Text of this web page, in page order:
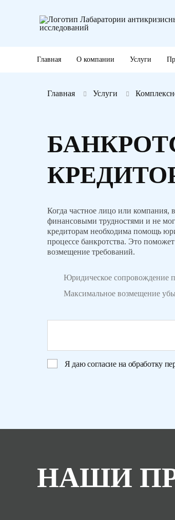
Главная Услуги
Когда частное лицо или компания,
финансовыми трудностями и не
кредиторам необходима помощь
процессе банкротства. Это
возмещение требований.
Юридическое сопровождение
Максимальное возмещение
Я даюсогласие на обработку
Главная О компании Услуги
НАШИ